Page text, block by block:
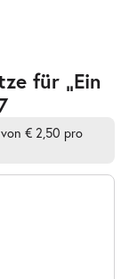
für „Ein
€ 2,50 pro